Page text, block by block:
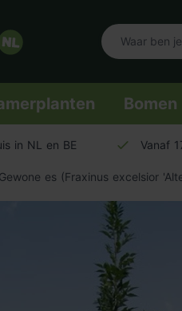
Bomen
in NL en BE Vanaf
Gewone es (Fraxinus excelsior